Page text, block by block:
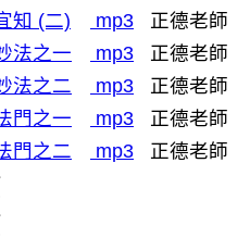
知 (二) mp3
正德老師
法之一 mp3
正德老師
法之二 mp3
正德老師
門之一 mp3
正德老師
門之二 mp3 正德老師